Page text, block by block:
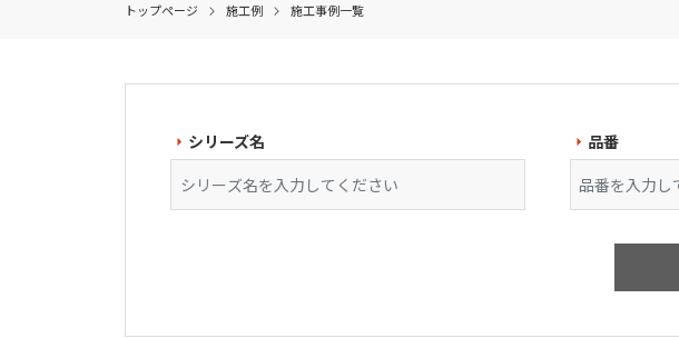
トップページ 施工例 施⼯事例一覧
シリーズ名 品番